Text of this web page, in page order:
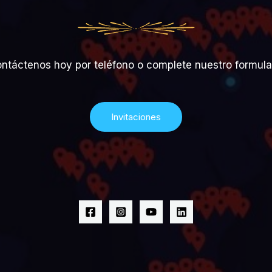
hoy por teléfono o complete nuestro
Invitaciones